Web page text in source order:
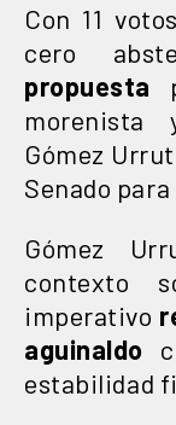
Con 11
cero
propuesta
morenista
Gómez
Senado
Gómez
contexto
imperativo
aguinaldo
estabilidad